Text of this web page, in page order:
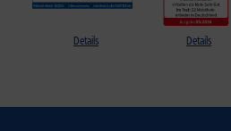
Details Details